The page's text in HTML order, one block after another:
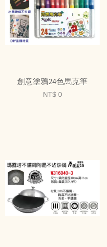
創意塗鴉24色馬克筆
NT$ 0